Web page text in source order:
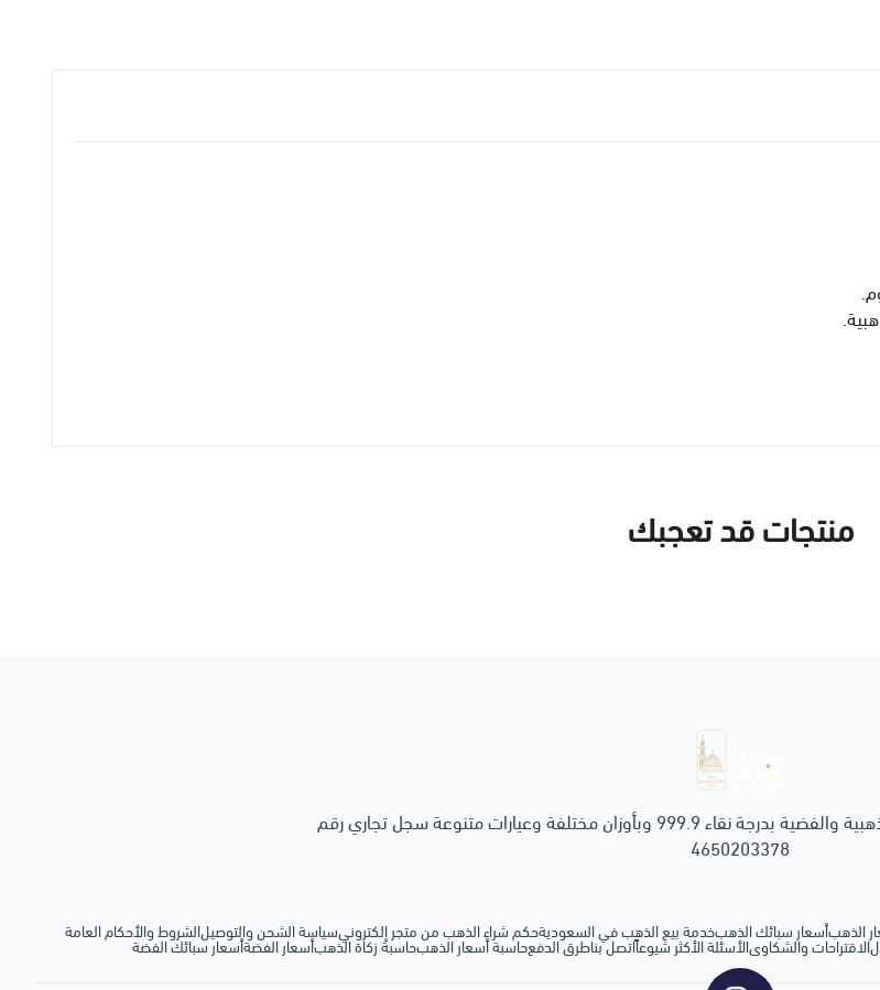
منتجات قد تعجبك
سبائك ومسكوكات ذهبية
متجر إلكتروني لبيع السبائك والعملات الذهبية والفضية بدرجة نقاء 999.9 وبأوزان مختلفة وعيارات متنوعة سجل تجاري رقم
4650203378
الذهبأسعار سبائك الذهبخدمة بيع الذهب في السعوديةحكم شراء الذهب من متجر إلكترونيسياسة الشحن والتوصيلالشروط والأحكام العامة
الاقتراحات والشكاوىالأسئلة الأكثر شيوعاًاتصل بناطرق الدفعحاسبة أسعار الذهبحاسبة زكاة الذهبأسعار الفضةأسعار سبائك الفضة